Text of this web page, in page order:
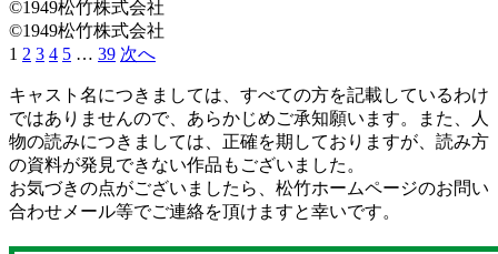
©1949松竹株式会社
©1949松竹株式会社
1 2 3 4 5 … 39 次へ
キャスト名につきましては、すべての方を記載しているわけ
ではありませんので、あらかじめご承知願います。また、人
物の読みにつきましては、正確を期しておりますが、読み方
の資料が発見できない作品もございました。
お気づきの点がございましたら、松竹ホームページのお問い
合わせメール等でご連絡を頂けますと幸いです。